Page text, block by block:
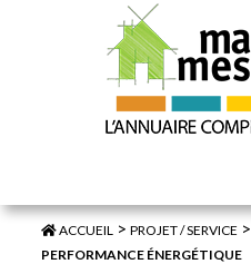
ACCUEIL >PROJET / SERVICE >
PERFORMANCE ÉNERGÉTIQUE